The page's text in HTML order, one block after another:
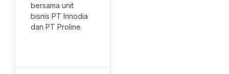
bersama unit
bisnis PT Innodia
dan PT Proline.